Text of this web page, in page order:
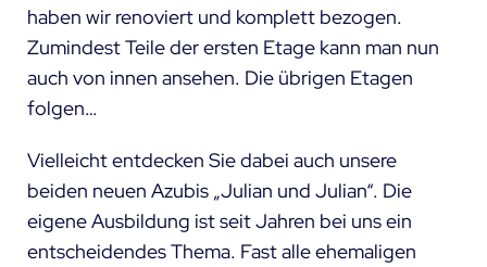
haben wir renoviert und komplett bezogen.
Zumindest Teile der ersten Etage kann man nun
auch von innen ansehen. Die übrigen Etagen
folgen…
Vielleicht entdecken Sie dabei auch unsere
beiden neuen Azubis „Julian und Julian“. Die
eigene Ausbildung ist seit Jahren bei uns ein
entscheidendes Thema. Fast alle ehemaligen